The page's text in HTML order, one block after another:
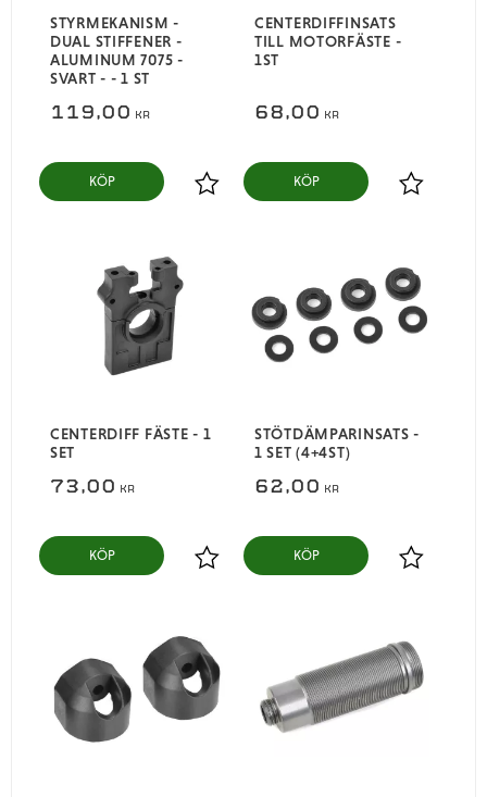
STYRMEKANISM -
DUAL STIFFENER -
ALUMINUM 7075 -
SVART - - 1 ST
119,00 KR
Lägg till i favoriter
KÖP
CENTERDIFFINSATS
TILL MOTORFÄSTE -
1ST
68,00 KR
Lägg till i
KÖP
CENTERDIFF FÄSTE - 1
SET
73,00 KR
Lägg till i favoriter
KÖP
STÖTDÄMPARINSATS -
1 SET (4+4ST)
62,00 KR
Lägg till i
KÖP